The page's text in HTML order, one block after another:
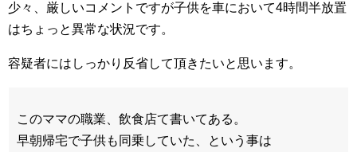
少々、厳しいコメントですが子供を車において4時間半放置
はちょっと異常な状況です。
容疑者にはしっかり反省して頂きたいと思います。
このママの職業、飲食店て書いてある。
早朝帰宅で子供も同乗していた、という事は